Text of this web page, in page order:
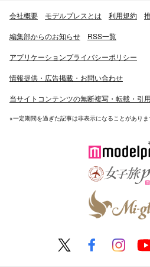
会社概要 モデルプレスとは 利用規約
編集部からのお知らせ RSS一覧
アプリケーションプライバシーポリシー
情報提供・広告掲載・お問い合わせ
当サイトコンテンツの無断複写・転載・引
※一定期間を過ぎた記事は非表示になることがあり